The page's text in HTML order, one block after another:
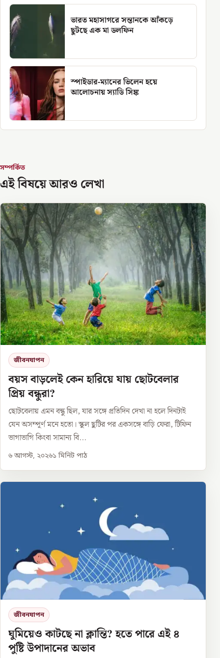
ভারত মহাসাগরে সন্তানকে আঁকড়ে
ছুটছে এক মা ডলফিন
স্পাইডার-ম্যানের ভিলেন হয়ে
আলোচনায় স্যাডি সিঙ্ক
সম্পর্কিত
এই বিষয়ে আরও লেখা
জীবনযাপন
বয়স বাড়লেই কেন হারিয়ে যায় ছোটবেলার
প্রিয় বন্ধুরা?
ছোটবেলায় এমন বন্ধু ছিল, যার সঙ্গে প্রতিদিন দেখা না হলে দিনটাই
যেন অসম্পূর্ণ মনে হতো। স্কুল ছুটির পর একসঙ্গে বাড়ি ফেরা, টিফিন
ভাগাভাগি কিংবা সামান্য বি...
৬ আগস্ট, ২০২৬১ মিনিট পাঠ
জীবনযাপন
ঘুমিয়েও কাটছে না ক্লান্তি? হতে পারে এই ৪
পুষ্টি উপাদানের অভাব